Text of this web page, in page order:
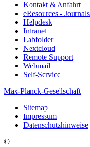
Kontakt & Anfahrt
eResources - Journals
Helpdesk
Intranet
Labfolder
Nextcloud
Remote Support
Webmail
Self-Service
Max-Planck-Gesellschaft
Sitemap
Impressum
Datenschutzhinweise
©